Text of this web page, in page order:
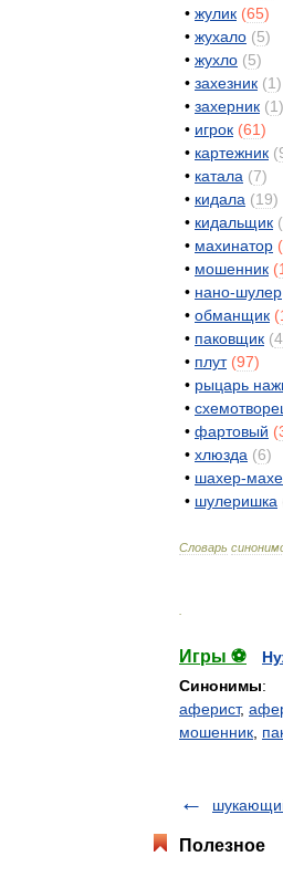
• жулик (65)
• жухало (5)
• жухло (5)
• захезник (1)
• захерник (1)
• игрок (61)
• картежник (
• катала (7)
• кидала (19)
• кидальщик (
• махинатор (
• мошенник (
• нано-шулер
• обманщик (
• паковщик (4
• плут (97)
• рыцарь
•
• фартовый (
• хлюзда (6)
• шахер-
• шулеришка
Словарь
Игры ⚽
Синонимы:
аферист,
мошенник
Полезное